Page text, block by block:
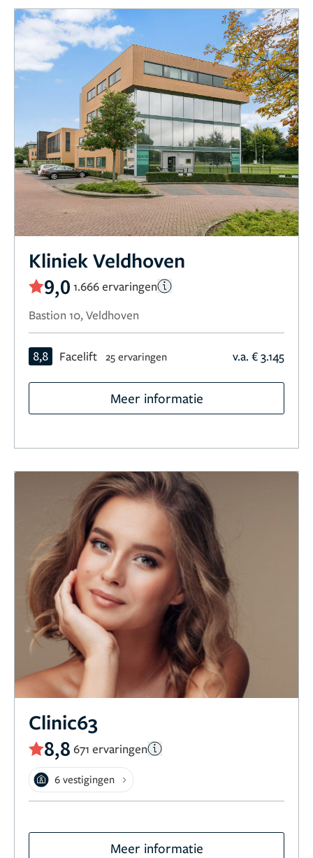
Kliniek Veldhoven
9,0 1.666 ervaringen
Bastion 10, Veldhoven
8,8 Facelift 25 ervaringen v.a. € 3.145
Meer informatie
Clinic63
8,8 671 ervaringen
6 vestigingen
Meer informatie